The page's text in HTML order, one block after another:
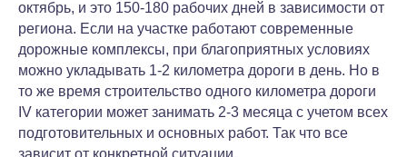
октябрь, и это 150-180 рабочих дней в зависимости от
региона. Если на участке работают современные
дорожные комплексы, при благоприятных условиях
можно укладывать 1-2 километра дороги в день. Но в
то же время строительство одного километра дороги
IV категории может занимать 2-3 месяца с учетом всех
подготовительных и основных работ. Так что все
зависит от конкретной ситуации.
Базовые нормативные документы
Пищевая промышленность
Машиностроительный комплекс
Металлургический комплекс
Металлургия, машиностроение